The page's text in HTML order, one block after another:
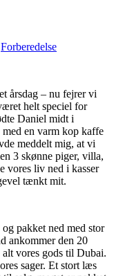
Forberedelse
årsdag – nu fejrer vi
helt speciel for
Daniel midt i
en varm kop kaffe
meddelt mig, at vi
3 skønne piger, villa,
vores liv ned i kasser
tænkt mit.
pakket ned med stor
ankommer den 20
vores gods til Dubai.
sager. Et stort læs